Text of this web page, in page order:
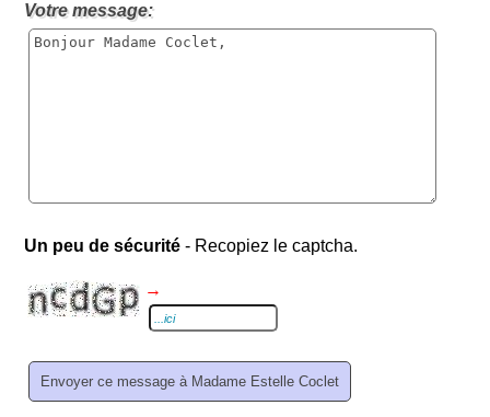
Votre message:
Un peu de sécurité - Recopiez le captcha.
→